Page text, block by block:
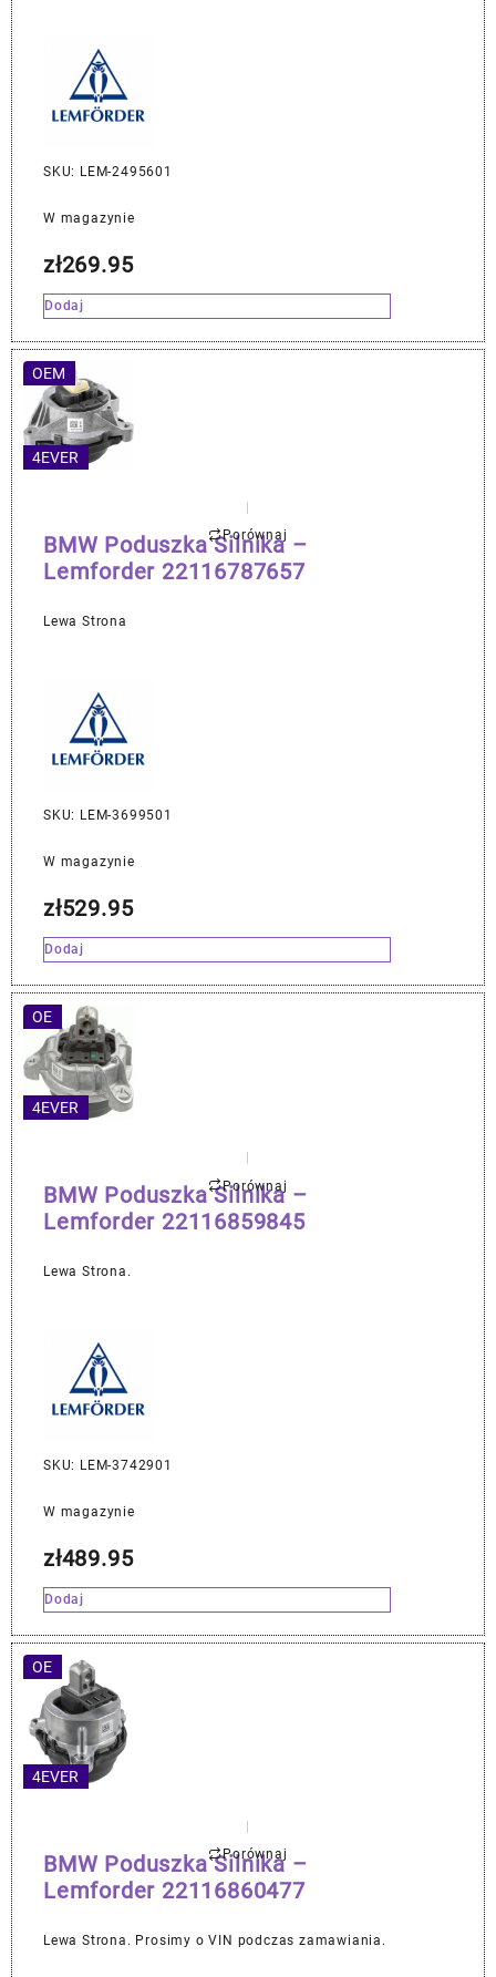
SKU: LEM-2495601
W magazynie
zł269.95
Dodaj
OEM
4EVER
Porównaj
BMW Poduszka Silnika –
Lemforder 22116787657
Lewa Strona
SKU: LEM-3699501
W magazynie
zł529.95
Dodaj
OE
4EVER
Porównaj
BMW Poduszka Silnika –
Lemforder 22116859845
Lewa Strona.
SKU: LEM-3742901
W magazynie
zł489.95
Dodaj
OE
4EVER
Porównaj
BMW Poduszka Silnika –
Lemforder 22116860477
Lewa Strona. Prosimy o VIN podczas zamawiania.